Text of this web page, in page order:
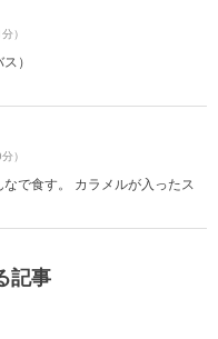
）
）
）
で食す。 カラメルが入ったス
記事